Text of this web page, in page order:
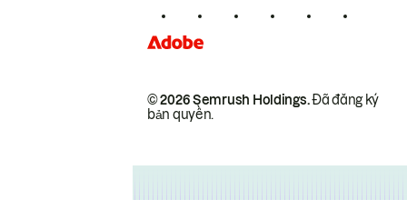
© 2026 Semrush Holdings.Đã đăng ký
bản quyền.